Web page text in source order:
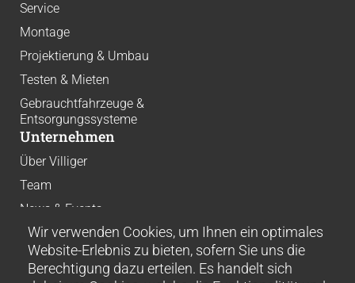
Service
Montage
Projektierung & Umbau
Testen & Mieten
Gebrauchtfahrzeuge &
Entsorgungssysteme
Unternehmen
Über Villiger
Team
News & Events
Karriere
Downloads
Wir verwenden Cookies, um Ihnen ein optimales
Website-Erlebnis zu bieten, sofern Sie uns die
Berechtigung dazu erteilen. Es handelt sich